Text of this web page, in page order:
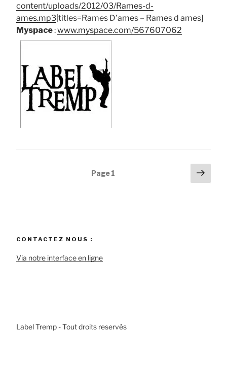
content/uploads/2012/03/Rames-d-
ames.mp3 |titles=Rames D’ames – Rames d ames]
Myspace:www.myspace.com/567607062
Page1
CONTACTEZ NOUS :
Via notre interface en ligne
Label Tremp - Tout droits reservés